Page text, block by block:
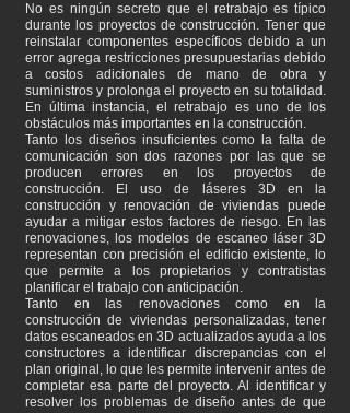
No es ningún secreto que el retrabajo es típico
durante los proyectos de construcción. Tener que
reinstalar componentes específicos debido a un
error agrega restricciones presupuestarias debido
a costos adicionales de mano de obra y
suministros y prolonga el proyecto en su totalidad.
En última instancia, el retrabajo es uno de los
obstáculos más importantes en la construcción.
Tanto los diseños insuficientes como la falta de
comunicación son dos razones por las que se
producen errores en los proyectos de
construcción. El uso de láseres 3D en la
construcción y renovación de viviendas puede
ayudar a mitigar estos factores de riesgo. En las
renovaciones, los modelos de escaneo láser 3D
representan con precisión el edificio existente, lo
que permite a los propietarios y contratistas
planificar el trabajo con anticipación.
Tanto en las renovaciones como en la
construcción de viviendas personalizadas, tener
datos escaneados en 3D actualizados ayuda a los
constructores a identificar discrepancias con el
plan original, lo que les permite intervenir antes de
completar esa parte del proyecto. Al identificar y
resolver los problemas de diseño antes de que